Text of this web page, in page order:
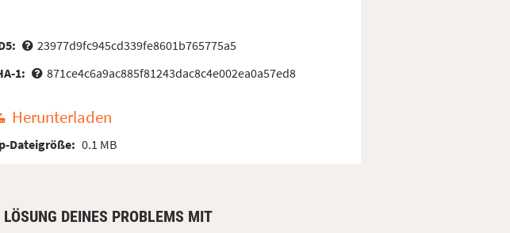
23977d9fc945cd339fe8601b765775a5
1:
871ce4c6a9ac885f81243dac8c4e002ea0a57ed8
Herunterladen
Dateigröße: 0.1 MB
DEINES PROBLEMS MIT